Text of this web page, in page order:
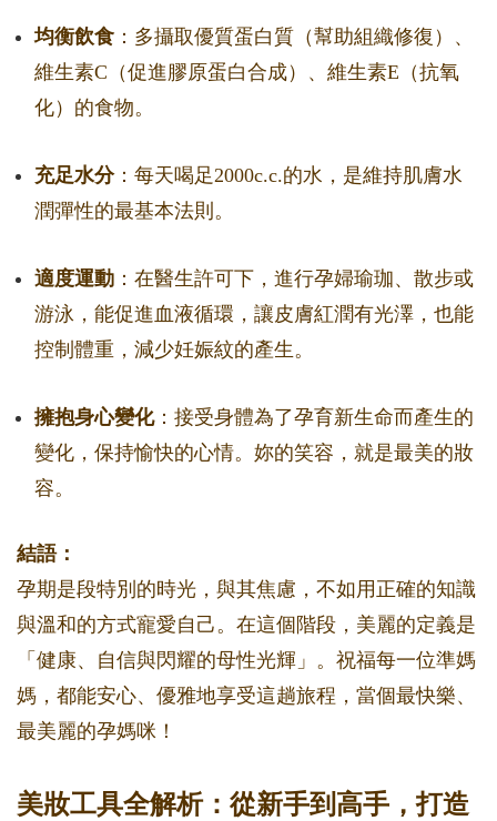
均衡飲食 ：多攝取優質蛋白質（幫助組織修復）、
維生素C（促進膠原蛋白合成）、維生素E（抗氧
化）的食物。
充足水分：每天喝足2000c.c.的水，是維持肌膚水
潤彈性的最基本法則。
適度運動 ：在醫生許可下，進行孕婦瑜珈、散步或
游泳，能促進血液循環，讓皮膚紅潤有光澤，也能
控制體重，減少妊娠紋的產生。
擁抱身心變化：接受身體為了孕育新生命而產生的
變化，保持愉快的心情。妳的笑容，就是最美的妝
容。
結語：
孕期是段特別的時光，與其焦慮，不如用正確的知識
與溫和的方式寵愛自己。在這個階段，美麗的定義是
「健康、自信與閃耀的母性光輝」。祝福每一位準媽
媽，都能安心、優雅地享受這趟旅程，當個最快樂、
最美麗的孕媽咪！
美妝工具全解析：從新手到高手，打造